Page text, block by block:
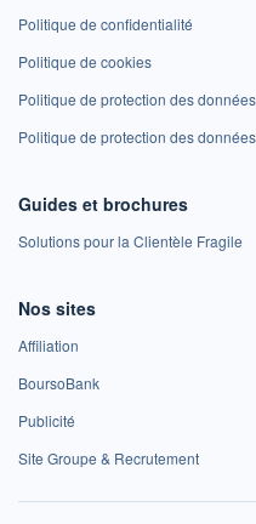
Politique de confidentialité
Politique de cookies
Politique de protection des
Politique de protection des
Guides et brochures
Solutions pour la Clientèle Fragile
Nos sites
Affiliation
BoursoBank
Publicité
Site Groupe & Recrutement